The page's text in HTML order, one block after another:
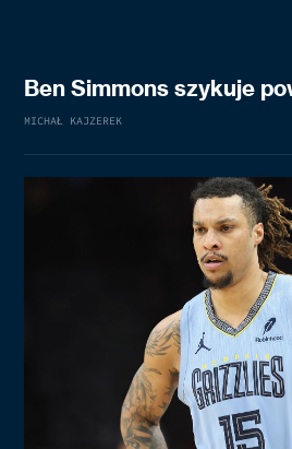
Ben Simmons szykuje
MICHAŁ KAJZEREK